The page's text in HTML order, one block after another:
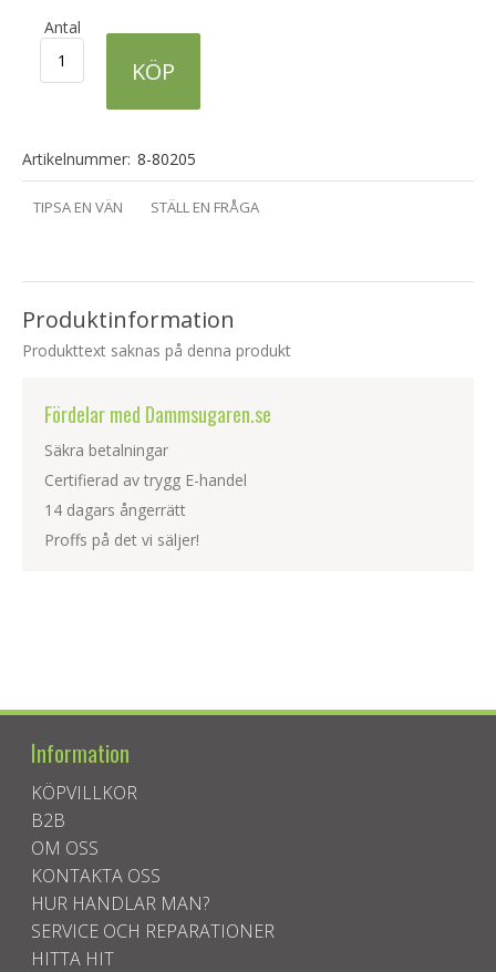
Antal
KÖP
Artikelnummer: 8-80205
TIPSA EN VÄN STÄLL EN FRÅGA
Produktinformation
Produkttext saknas på denna produkt
Fördelar med Dammsugaren.se
Säkra betalningar
Certifierad av trygg E-handel
14 dagars ångerrätt
Proffs på det vi säljer!
Information
KÖPVILLKOR
B2B
OM OSS
KONTAKTA OSS
HUR HANDLAR MAN?
SERVICE OCH REPARATIONER
HITTA HIT